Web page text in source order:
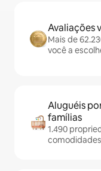
Avaliações
Mais de
você a
Aluguéis
famílias
1.490